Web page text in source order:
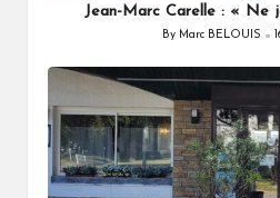
Jean-Marc Carelle : « Ne
Posted
By Marc BELOUIS